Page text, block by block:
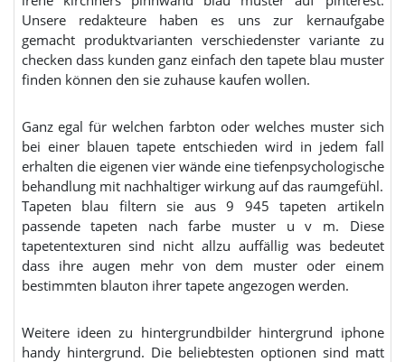
Unsere redakteure haben es uns zur kernaufgabe
gemacht produktvarianten verschiedenster variante zu
checken dass kunden ganz einfach den tapete blau muster
finden können den sie zuhause kaufen wollen.
Ganz egal für welchen farbton oder welches muster sich
bei einer blauen tapete entschieden wird in jedem fall
erhalten die eigenen vier wände eine tiefenpsychologische
behandlung mit nachhaltiger wirkung auf das raumgefühl.
Tapeten blau filtern sie aus 9 945 tapeten artikeln
passende tapeten nach farbe muster u v m. Diese
tapetentexturen sind nicht allzu auffällig was bedeutet
dass ihre augen mehr von dem muster oder einem
bestimmten blauton ihrer tapete angezogen werden.
Weitere ideen zu hintergrundbilder hintergrund iphone
handy hintergrund. Die beliebtesten optionen sind matt